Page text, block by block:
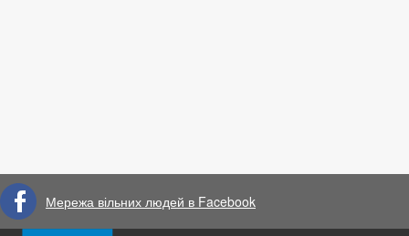
Мережа вільних людей в Facebook